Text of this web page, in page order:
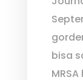
bisa